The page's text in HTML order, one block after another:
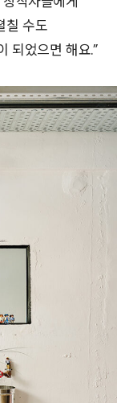
칠 수도
되었으면 해요.”